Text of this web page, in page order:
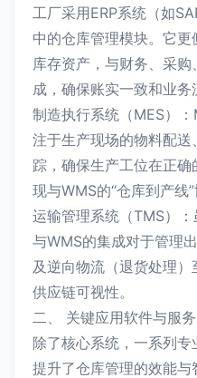
工厂采用ERP系统（如
中的仓库管理模块。它
库存资产，与财务、采
成，确保账实一致和业务
制造执行系统（MES）
注于生产现场的物料配
踪，确保生产工位在正
现与WMS的“仓库到产线”
运输管理系统（TMS）
与WMS的集成对于管理
及逆向物流（退货处理
供应链可视性。
二、 关键应用软件与服务
除了核心系统，一系列
提升了仓库管理的效能与